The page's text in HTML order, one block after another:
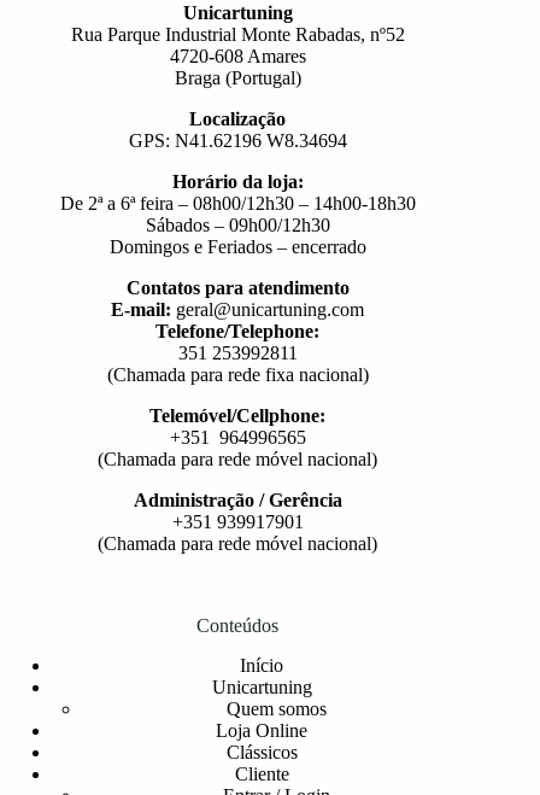
Unicartuning
Rua Parque Industrial Monte Rabadas, nº52
4720-608 Amares
Braga (Portugal)
Localização
GPS: N41.62196 W8.34694
Horário da loja:
De 2ª a 6ª feira – 08h00/12h30 – 14h00-18h30
Sábados – 09h00/12h30
Domingos e Feriados – encerrado
Contatos para atendimento
E-mail: geral@unicartuning.com
Telefone/Telephone:
351 253992811
(Chamada para rede fixa nacional)
Telemóvel/Cellphone:
+351 964996565
(Chamada para rede móvel nacional)
Administração / Gerência
+351 939917901
(Chamada para rede móvel nacional)
Conteúdos
Início
Unicartuning
Quem somos
Loja Online
Clássicos
Cliente